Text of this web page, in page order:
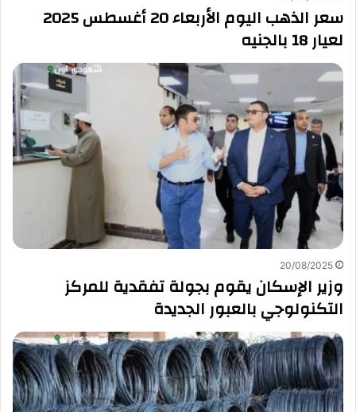
سعر الذهب اليوم الأربعاء 20 أغسطس 2025
لعيار 18 بالجنيه
20/08/2025
وزير الإسكان يقوم بجولة تفقدية للمركز
التكنولوجي بالعبور الجديدة